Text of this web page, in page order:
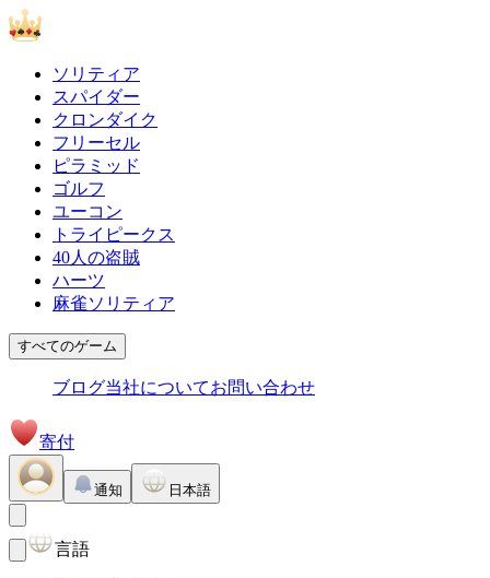
ソリティア
スパイダー
クロンダイク
フリーセル
ピラミッド
ゴルフ
ユーコン
トライピークス
40人の盗賊
ハーツ
麻雀ソリティア
すべてのゲーム
ブログ当社についてお問い合わせ
寄付
通知 日本語
言語